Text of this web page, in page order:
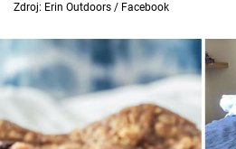
Zdroj: Erin Outdoors / Facebook